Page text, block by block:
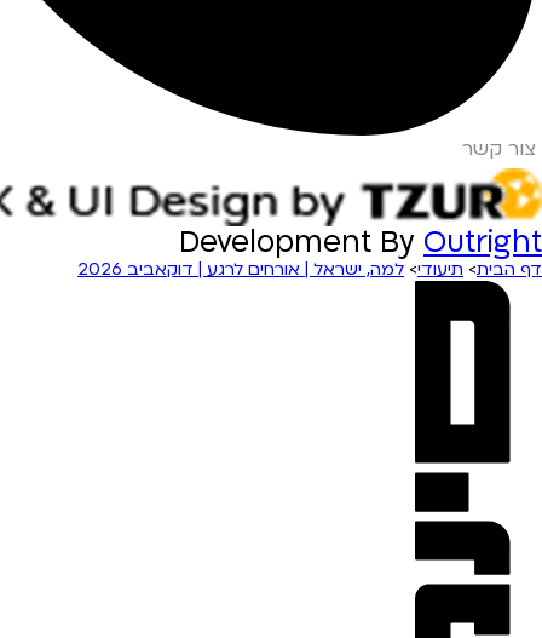
צור קשר
Development By Outright
דף הבית> תיעודי> למה, ישראל | אורחים לרגע | דוקאביב 2026